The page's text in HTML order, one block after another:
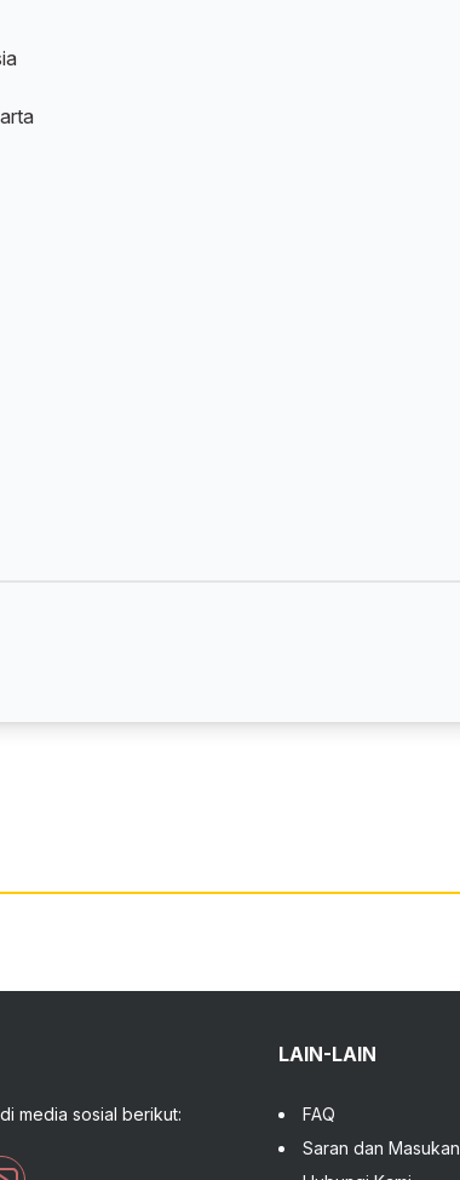
media sosial berikut:
LAIN-LAIN
FAQ
Saran dan Masukan